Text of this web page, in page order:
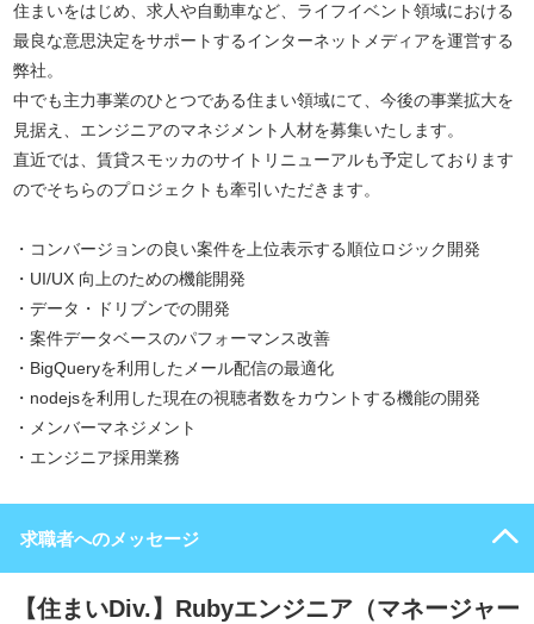
住まいをはじめ、求人や自動車など、ライフイベント領域における
最良な意思決定をサポートするインターネットメディアを運営する
弊社。
中でも主力事業のひとつである住まい領域にて、今後の事業拡大を
見据え、エンジニアのマネジメント人材を募集いたします。
直近では、賃貸スモッカのサイトリニューアルも予定しております
のでそちらのプロジェクトも牽引いただきます。
・コンバージョンの良い案件を上位表示する順位ロジック開発
・UI/UX 向上のための機能開発
・データ・ドリブンでの開発
・案件データベースのパフォーマンス改善
・BigQueryを利用したメール配信の最適化
・nodejsを利用した現在の視聴者数をカウントする機能の開発
・メンバーマネジメント
・エンジニア採用業務
求職者へのメッセージ
【住まいDiv.】Rubyエンジニア（マネージャー